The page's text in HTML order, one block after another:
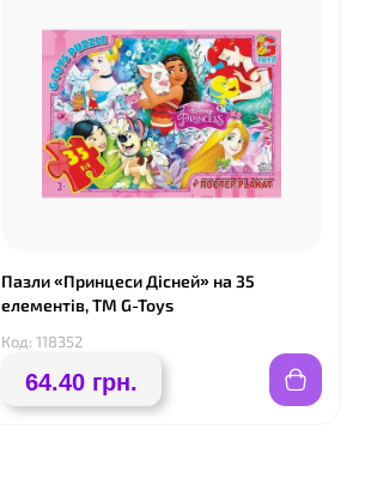
Пазли «Принцеси Дісней» на 35
елементів, ТМ G-Toys
Код: 118352
64.40 грн.
❤